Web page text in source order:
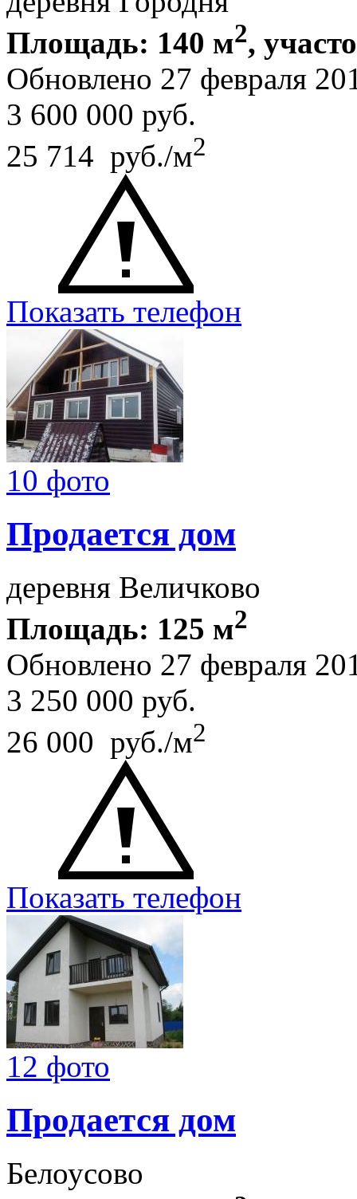
Площадь: 140 м2,
Обновлено 27 февраля
3 600 000 руб.
25 714 руб./м2
Показать телефон
10 фото
Продается дом
деревня Величково
Площадь: 125 м2
Обновлено 27 февраля
3 250 000 руб.
26 000 руб./м2
Показать телефон
12 фото
Продается дом
Белоусово